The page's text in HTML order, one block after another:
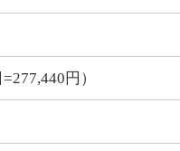
円）